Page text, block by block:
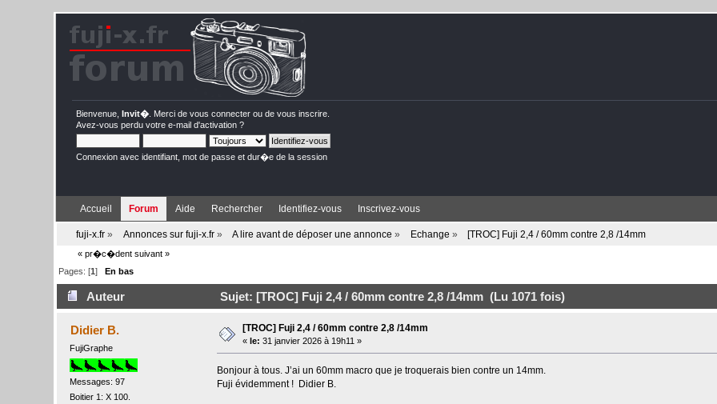
Bienvenue,Invit� . Merci devous connecter ou devous inscrire
Avez-vous perdu votree-mail d'activation ?
Connexion avec identifiant, mot de passe et dur�e de la session
Accueil Forum Aide Rechercher Identifiez-vous Inscrivez-vous
fuji-x.fr » Annonces sur fuji-x.fr» A lire avant de déposer une annonce » Echange » [TROC] Fuji 2,4 / 60mm contre 2,8 /14mm
« pr�c�dent suivant »
Pages: [1] En bas
Auteur Sujet: [TROC] Fuji 2,4 / 60mm contre 2,8 /14mm (Lu 1071 fois)
Didier B.
FujiGraphe
Messages: 97
Boitier 1: X 100.
[TROC] Fuji 2,4 / 60mm contre 2,8 /14mm
«le: 31 janvier 2026 à 19h11 »
Bonjour à tous. J’ai un 60mm macro que je troquerais bien contre un 14mm.
Fuji évidemment ! Didier B.